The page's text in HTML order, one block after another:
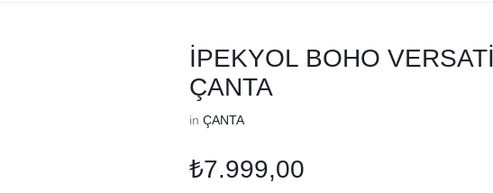
İPEKYOL BOHO
ÇANTA
inÇANTA
₺7.999,00